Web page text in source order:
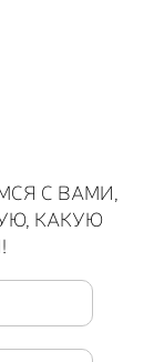
С ВАМИ,
КАКУЮ